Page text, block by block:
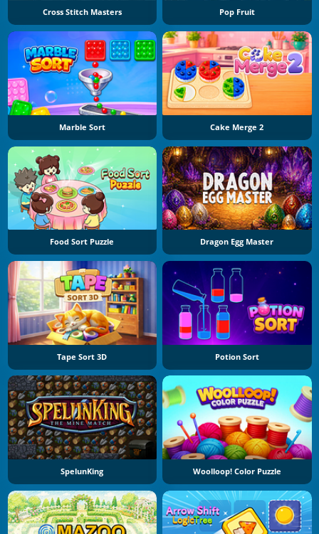
Cross Stitch Masters Pop Fruit
Marble Sort Cake Merge 2
Food Sort Puzzle Dragon Egg Master
Tape Sort 3D Potion Sort
SpelunKing Woolloop! Color Puzzle